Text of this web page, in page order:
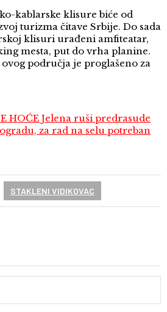
kablarske klisure biće od
turizma čitave Srbije. Do sada
klisuri urađeni amfiteatar,
mesta, put do vrha planine.
područja je proglašeno za
HOĆE Jelena ruši predrasude
za rad na selu potreban
STAKLENI VIDIKOVAC